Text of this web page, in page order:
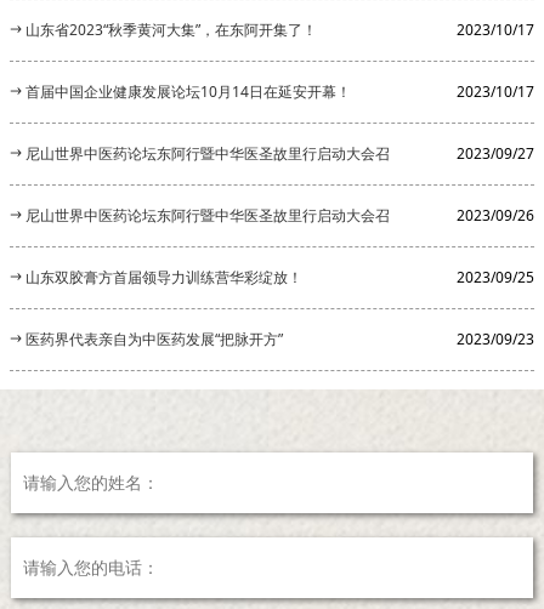
费集聚区
山东省2023“秋季黄河大集”，在东阿开集了！ 2023/10/17
首届中国企业健康发展论坛10月14日在延安开幕！ 2023/10/17
尼山世界中医药论坛东阿行暨中华医圣故里行启动大会召
开
2023/09/27
尼山世界中医药论坛东阿行暨中华医圣故里行启动大会召
开
2023/09/26
山东双胶膏方首届领导力训练营华彩绽放！ 2023/09/25
医药界代表亲自为中医药发展“把脉开方” 2023/09/23